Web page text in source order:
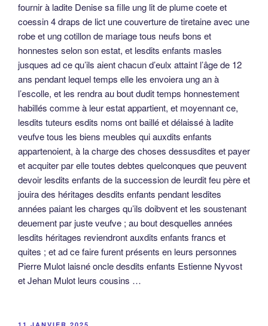
fournir à ladite Denise sa fille ung lit de plume coete et
coessin 4 draps de lict une couverture de tiretaine avec une
robe et ung cotillon de mariage tous neufs bons et
honnestes selon son estat, et lesdits enfants masles
jusques ad ce qu’ils aient chacun d’eulx attaint l’âge de 12
ans pendant lequel temps elle les envoiera ung an à
l’escolle, et les rendra au bout dudit temps honnestement
habillés comme à leur estat appartient, et moyennant ce,
lesdits tuteurs esdits noms ont baillé et délaissé à ladite
veufve tous les biens meubles qui auxdits enfants
appartenoient, à la charge des choses dessusdites et payer
et acquiter par elle toutes debtes quelconques que peuvent
devoir lesdits enfants de la succession de leurdit feu père et
jouira des héritages desdits enfants pendant lesdites
années paiant les charges qu’ils doibvent et les soustenant
deuement par juste veufve ; au bout desquelles années
lesdits héritages reviendront auxdits enfants francs et
quites ; et ad ce faire furent présents en leurs personnes
Pierre Mulot laisné oncle desdits enfants Estienne Nyvost
et Jehan Mulot leurs cousins …
PUBLIÉ